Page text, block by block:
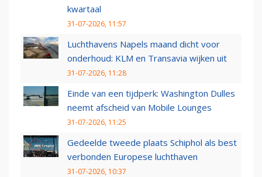
kwartaal
31-07-2026, 11:57
Luchthavens Napels maand dicht voor
onderhoud: KLM en Transavia wijken uit
31-07-2026, 11:28
Einde van een tijdperk: Washington Dulles
neemt afscheid van Mobile Lounges
31-07-2026, 11:25
Gedeelde tweede plaats Schiphol als best
verbonden Europese luchthaven
31-07-2026, 10:37